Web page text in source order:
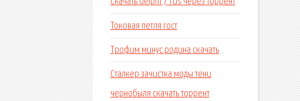
Токовая петля гост
Трофим минус родина скачать
Сталкер зачистка моды тени
чернобыля скачать торрент